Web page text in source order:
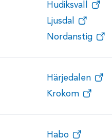
Hudiksvall
Ljusdal
Nordanstig
Härjedalen
Krokom
Habo